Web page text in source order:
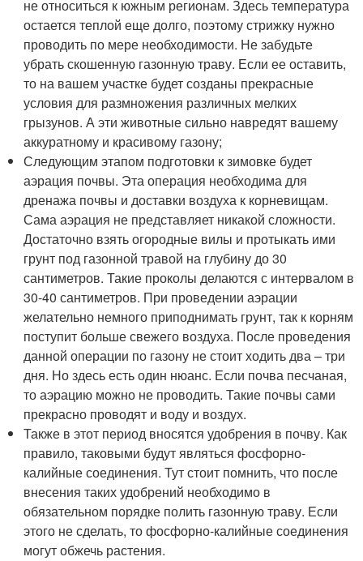
не относиться к южным регионам. Здесь температура
остается теплой еще долго, поэтому стрижку нужно
проводить по мере необходимости. Не забудьте
убрать скошенную газонную траву. Если ее оставить,
то на вашем участке будет созданы прекрасные
условия для размножения различных мелких
грызунов. А эти животные сильно навредят вашему
аккуратному и красивому газону;
Следующим этапом подготовки к зимовке будет
аэрация почвы. Эта операция необходима для
дренажа почвы и доставки воздуха к корневищам.
Сама аэрация не представляет никакой сложности.
Достаточно взять огородные вилы и протыкать ими
грунт под газонной травой на глубину до 30
сантиметров. Такие проколы делаются с интервалом в
30-40 сантиметров. При проведении аэрации
желательно немного приподнимать грунт, так к корням
поступит больше свежего воздуха. После проведения
данной операции по газону не стоит ходить два – три
дня. Но здесь есть один нюанс. Если почва песчаная,
то аэрацию можно не проводить. Такие почвы сами
прекрасно проводят и воду и воздух.
Также в этот период вносятся удобрения в почву. Как
правило, таковыми будут являться фосфорно-
калийные соединения. Тут стоит помнить, что после
внесения таких удобрений необходимо в
обязательном порядке полить газонную траву. Если
этого не сделать, то фосфорно-калийные соединения
могут обжечь растения.